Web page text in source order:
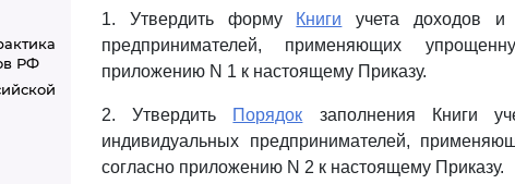
РФ
1. Утвердить форму Книги учета доходов и
предпринимателей, применяющих
приложению N 1 к настоящему Приказу.
2. Утвердить Порядок заполнения Книги
индивидуальных предпринимателей,
согласно приложению N 2 к настоящему Приказу.